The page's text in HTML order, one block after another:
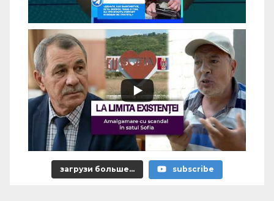
загрузи больше... subscribe